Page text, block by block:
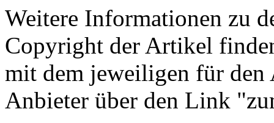
Weitere Informationen zu
Copyright der Artikel
mit dem jeweiligen für
Anbieter über den Link